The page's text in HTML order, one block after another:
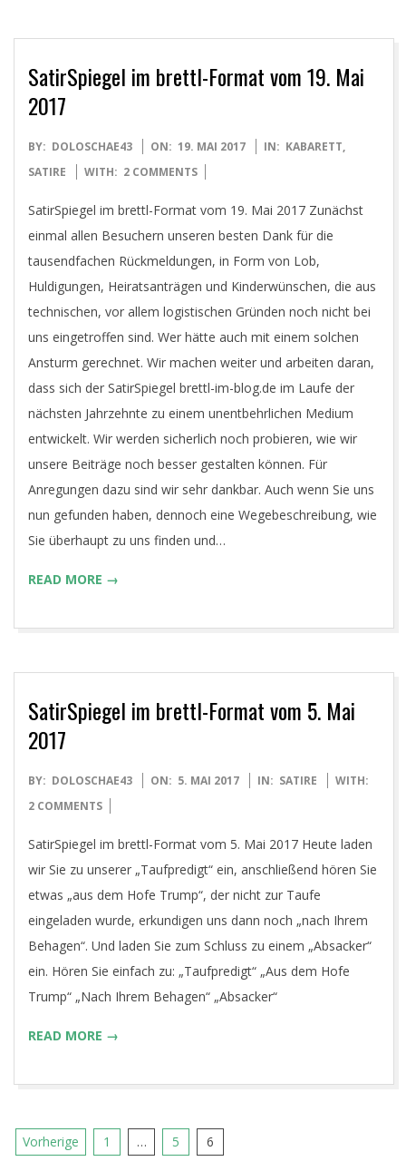
SatirSpiegel im brettl-Format vom 19. Mai
2017
2017-
05-
BY: DOLOSCHAE43 ON: 19. MAI 2017 IN: KABARETT,
SATIRE
WITH: 2 COMMENTS
SatirSpiegel im brettl-Format vom 19. Mai 2017 Zunächst
einmal allen Besuchern unseren besten Dank für die
tausendfachen Rückmeldungen, in Form von Lob,
Huldigungen, Heiratsanträgen und Kinderwünschen, die aus
technischen, vor allem logistischen Gründen noch nicht bei
uns eingetroffen sind. Wer hätte auch mit einem solchen
Ansturm gerechnet. Wir machen weiter und arbeiten daran,
dass sich der SatirSpiegel brettl-im-blog.de im Laufe der
nächsten Jahrzehnte zu einem unentbehrlichen Medium
entwickelt. Wir werden sicherlich noch probieren, wie wir
unsere Beiträge noch besser gestalten können. Für
Anregungen dazu sind wir sehr dankbar. Auch wenn Sie uns
nun gefunden haben, dennoch eine Wegebeschreibung, wie
Sie überhaupt zu uns finden und…
READ MORE →
SatirSpiegel im brettl-Format vom 5. Mai
2017
2017-
05-
BY: DOLOSCHAE43 ON: 5. MAI 2017 IN: SATIRE
WITH:
2 COMMENTS
SatirSpiegel im brettl-Format vom 5. Mai 2017 Heute laden
wir Sie zu unserer „Taufpredigt“ ein, anschließend hören Sie
etwas „aus dem Hofe Trump“, der nicht zur Taufe
eingeladen wurde, erkundigen uns dann noch „nach Ihrem
Behagen“. Und laden Sie zum Schluss zu einem „Absacker“
ein. Hören Sie einfach zu: „Taufpredigt“ „Aus dem Hofe
Trump“ „Nach Ihrem Behagen“ „Absacker“
READ MORE →
Seitennummerierung
Vorherige 1 … 5 6